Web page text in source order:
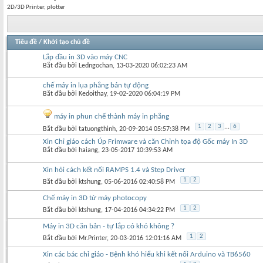
2D/3D Printer, plotter
Tiêu đề / Khởi tạo chủ đề
Lắp đầu in 3D vào máy CNC
Bắt đầu bởi Ledngochan‎, 13-03-2020 06:02:23 AM
chế máy in lụa phẳng bán tự động
Bắt đầu bởi Kedoithay‎, 19-02-2020 06:04:19 PM
máy in phun chế thành máy in phẳng
Bắt đầu bởi tatuongthinh‎, 20-09-2014 05:57:38 PM 1 2 3 ... 6
Xin Chỉ giáo cách Úp Frimware và căn Chỉnh tọa độ Gốc máy In 3D
Bắt đầu bởi haiang‎, 23-05-2017 10:39:53 AM
Xin hỏi cách kết nối RAMPS 1.4 và Step Driver
Bắt đầu bởi ktshung‎, 05-06-2016 02:40:58 PM 1 2
Chế máy in 3D từ máy photocopy
Bắt đầu bởi ktshung‎, 17-04-2016 04:34:22 PM 1 2
Máy in 3D căn bản - tự lắp có khó không ?
Bắt đầu bởi Mr.Printer‎, 20-03-2016 12:01:16 AM 1 2
Xin các bác chỉ giáo - Bệnh khó hiểu khi kết nối Arduino và TB6560